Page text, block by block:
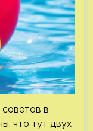
в
что тут двух